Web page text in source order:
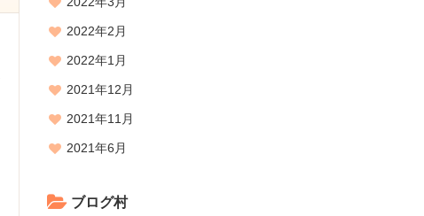
2022年2月
2022年1月
2021年12月
2021年11月
2021年6月
ブログ村